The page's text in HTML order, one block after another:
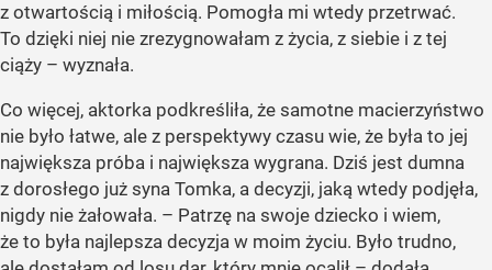
z otwartością i miłością. Pomogła mi wtedy przetrwać.
To dzięki niej nie zrezygnowałam z życia, z siebie i z tej
ciąży – wyznała.
Co więcej, aktorka podkreśliła, że samotne macierzyństwo
nie było łatwe, ale z perspektywy czasu wie, że była to jej
największa próba i największa wygrana. Dziś jest dumna
z dorosłego już syna Tomka, a decyzji, jaką wtedy podjęła,
nigdy nie żałowała. – Patrzę na swoje dziecko i wiem,
że to była najlepsza decyzja w moim życiu. Było trudno,